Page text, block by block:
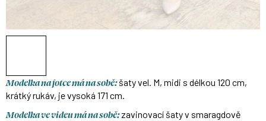
Modelka na fotce má na sobě:šaty vel. M, midi s délkou 120 cm,
krátký rukáv, je vysoká 171 cm.
Modelka ve videu má na sobě:zavinovací šaty v smaragdově